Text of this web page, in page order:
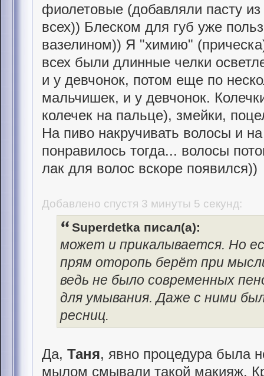
фиолетовые (добавляли пасту
всех)) Блеском для губ уже
вазелином)) Я "химию"
всех были длинные челки
и у девчонок, потом еще по
мальчишек, и у девчонок.
колечек на пальце), змейки,
На пиво накручивать волосы и
понравилось тогда... волосы
лак для волос вскоре появился))
Добавлено спустя 3 минуты 5 секунд:
Superdetka писал(а):
может и прикалывается. Но
прям оторопь берёт при
ведь не было современных
для умывания. Даже с ними
ресниц.
Да, Таня, явно процедура была
мылом смывали такой макияж.